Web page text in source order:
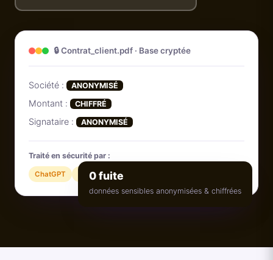
🔒 Contrat_client.pdf · Base cryptée
Société : ANONYMISÉ
Montant : CHIFFRÉ
Signataire : ANONYMISÉ
Traité en sécurité par :
ChatGPT Gemini Claude
0 fuite
données sensibles anonymisées & chiffrées